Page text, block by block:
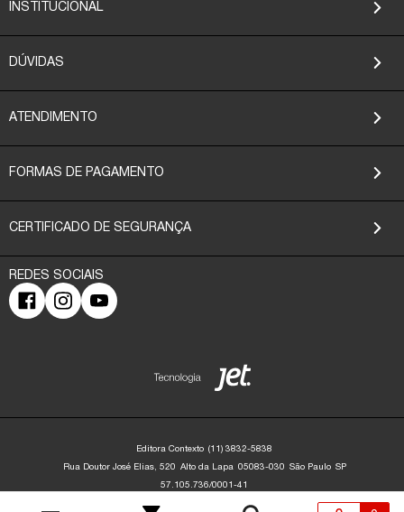
INSTITUCIONAL
DÚVIDAS
ATENDIMENTO
FORMAS DE PAGAMENTO
CERTIFICADO DE SEGURANÇA
Editora Contexto (11) 3832-5838
Rua Doutor José Elias, 520 Alto da Lapa 05083-030 São Paulo SP
57.105.736/0001-41
Lapa - São Paulo/SP - 05083-030 | contato@editoracontexto.com.br | +55 11